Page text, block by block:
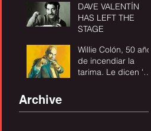
BEAUTIFUL
DAVE VALENTÍN
HAS LEFT THE
STAGE
Willie Colón, 50 años
de incendiar la
tarima. Le dicen 'El
Archive